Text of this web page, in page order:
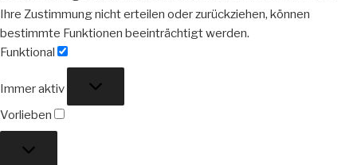
Ihre Zustimmung nicht erteilen oder zurückziehen, können
bestimmte Funktionen beeinträchtigt werden.
Funktional
Immer aktiv
Vorlieben